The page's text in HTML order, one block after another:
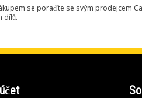
se poraďte se svým prodejcem
dílů.